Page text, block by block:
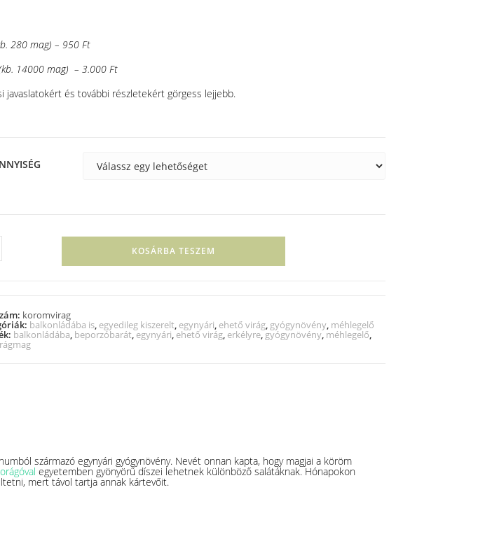
280 mag) – 950 Ft
14000 mag) – 3.000 Ft
javaslatokért és további részletekért görgess lejjebb.
KOSÁRBA TESZEM
koromvirag
balkonládába is, egyedileg kiszerelt, egynyári, ehető virág, gyógynövény, méhlegelő
balkonládába, beporzóbarát,egynyári, ehető virág, erkélyre,gyógynövény, méhlegelő,
származó egynyári gyógynövény. Nevét onnan kapta, hogy magjai a köröm
egyetemben gyönyörű díszei lehetnek különböző salátáknak. Hónapokon
mert távol tartja annak kártevőit.